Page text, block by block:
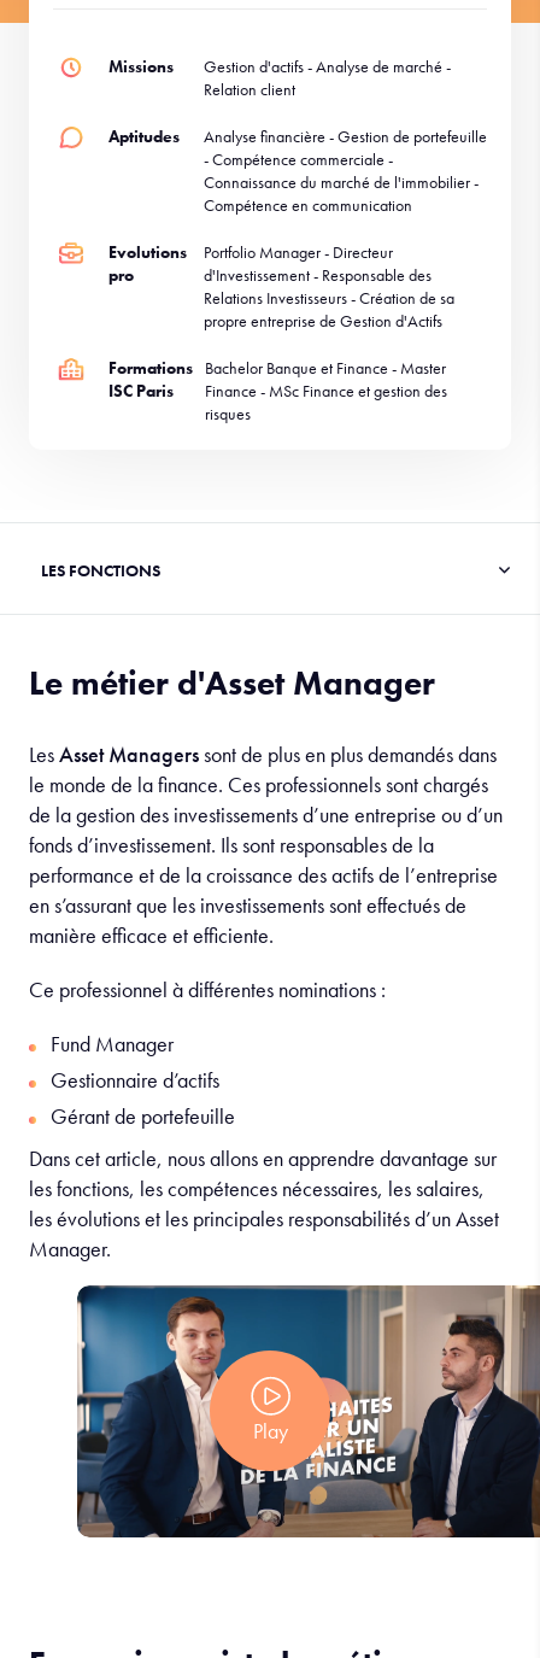
Missions
Gestion d'actifs - Analyse de marché -
Relation client
Aptitudes
Analyse financière - Gestion de portefeuille
- Compétence commerciale -
Connaissance du marché de l'immobilier -
Compétence en communication
Evolutions
pro
Portfolio Manager - Directeur
d'Investissement - Responsable des
Relations Investisseurs - Création de sa
propre entreprise de Gestion d'Actifs
Formations
ISC Paris
Bachelor Banque et Finance - Master
Finance - MSc Finance et gestion des
risques
Le métier d'Asset Manager
LesAsset Managerssont de plus en plus demandés dans
le monde de la finance. Ces professionnels sont chargés
de la gestion des investissements d’une entreprise ou d’un
fonds d’investissement. Ils sont responsables de la
performance et de la croissance des actifs de l’entreprise
en s’assurant que les investissements sont effectués de
manière efficace et efficiente.
Ce professionnel à différentes nominations :
Fund Manager
Gestionnaire d’actifs
Gérant de portefeuille
Dans cet article, nous allons en apprendre davantage sur
les fonctions, les compétences nécessaires, les salaires,
les évolutions et les principales responsabilités d’un Asset
Manager.
Play